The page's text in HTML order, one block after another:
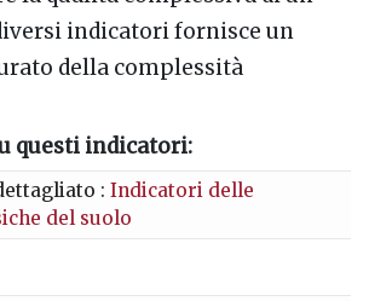
indicatori fornisce un
della complessità
questi indicatori:
:Indicatori delle
del suolo